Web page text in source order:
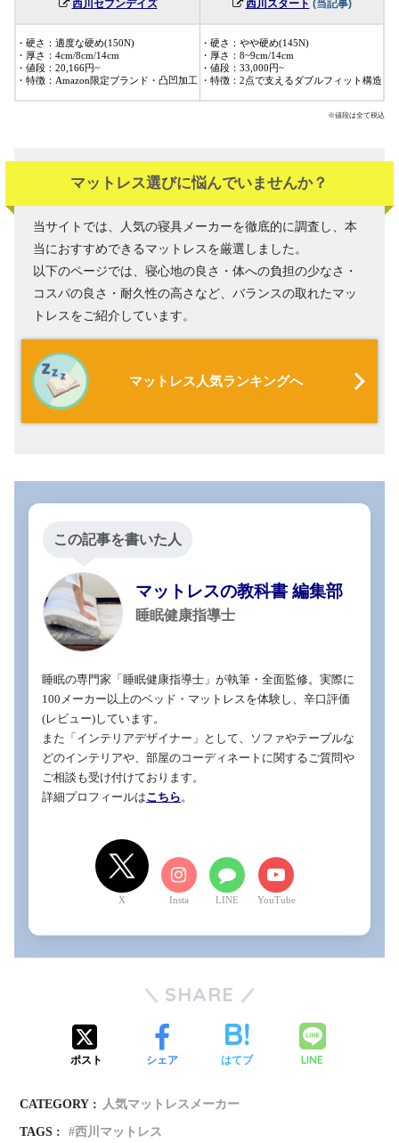
西川セブンデイズ 西川スタート (当記事)
・硬さ：適度な硬め(150N)
・厚さ：4cm/8cm/14cm
・値段：20,166円~
・特徴：Amazon限定ブランド・凸凹加工
・硬さ：やや硬め(145N)
・厚さ：8~9cm/14cm
・値段：33,000円~
・特徴：2点で支えるダブルフィット構造
※値段は全て税込
マットレス選びに悩んでいませんか？
当サイトでは、人気の寝具メーカーを徹底的に調査し、本
当におすすめできるマットレスを厳選しました。
以下のページでは、寝心地の良さ・体への負担の少なさ・
コスパの良さ・耐久性の高さなど、バランスの取れたマッ
トレスをご紹介しています。
マットレス人気ランキングへ
この記事を書いた人
マットレスの教科書 編集部
睡眠健康指導士
睡眠の専門家「睡眠健康指導士」が執筆・全面監修。実際に
100メーカー以上のベッド・マットレスを体験し、辛口評価
(レビュー)しています。
また「インテリアデザイナー」として、ソファやテーブルな
どのインテリアや、部屋のコーディネートに関するご質問や
ご相談も受け付けております。
詳細プロフィールはこちら 。
X LINE YouTube
SHARE
ポスト シェア はてブ LINE
CATEGORY : 人気マットレスメーカー
TAGS : 西川マットレス